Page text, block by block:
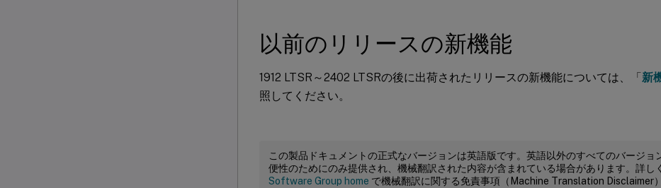
以前のリリースの新機能
1912 LTSR～2402 LTSRの後に出荷されたリリースの新機能については、「新
照してください。
この製品ドキュメントの正式なバージョンは英語版です。英語以外のすべてのバージョ
便性のためにのみ提供され、機械翻訳された内容が含まれている場合があります。詳し
Software Group home で機械翻訳に関する免責事項（Machine Translation Disclaimer